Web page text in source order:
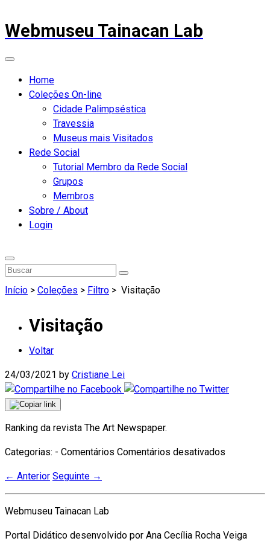
Webmuseu Tainacan Lab
Home
Coleções On-line
Cidade Palimpséstica
Travessia
Museus mais Visitados
Rede Social
Tutorial Membro da Rede Social
Grupos
Membros
Sobre / About
Login
Início > Coleções > Filtro > Visitação
Visitação
Voltar
24/03/2021 by Cristiane Lei
Ranking da revista The Art Newspaper.
Categorias: - Comentários Comentários desativados
← Anterior Seguinte →
Webmuseu Tainacan Lab
Portal Didático desenvolvido por Ana Cecília Rocha Veiga